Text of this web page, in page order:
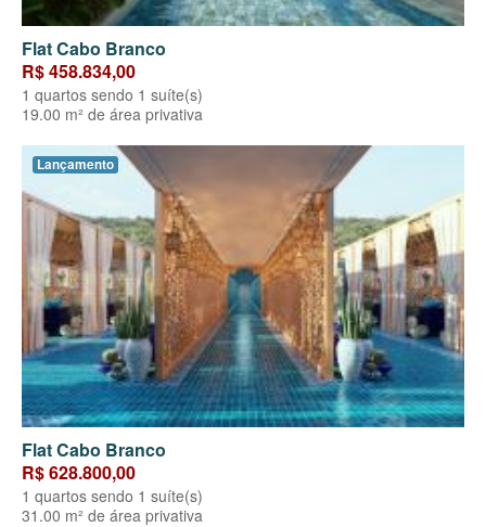
Flat Cabo Branco
R$ 458.834,00
1 quartos sendo 1 suíte(s)
19.00 m² de área privativa
Lançamento
Flat Cabo Branco
R$ 628.800,00
1 quartos sendo 1 suíte(s)
31.00 m² de área privativa